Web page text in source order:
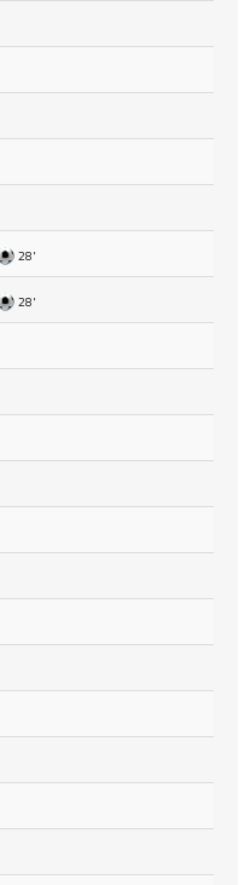
28'
28'